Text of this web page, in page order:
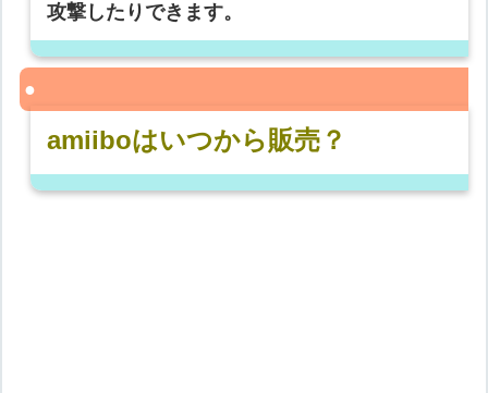
攻撃したりできます。
amiiboはいつから販売？